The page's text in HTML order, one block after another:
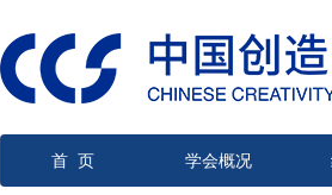
首 页 学会概况